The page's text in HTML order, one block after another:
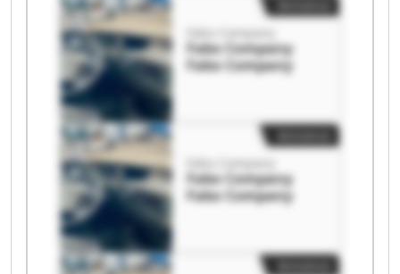
Fabo Company
Fabo Company
Fabo Company
Fabo Company
Fabo Company
Fabo Company